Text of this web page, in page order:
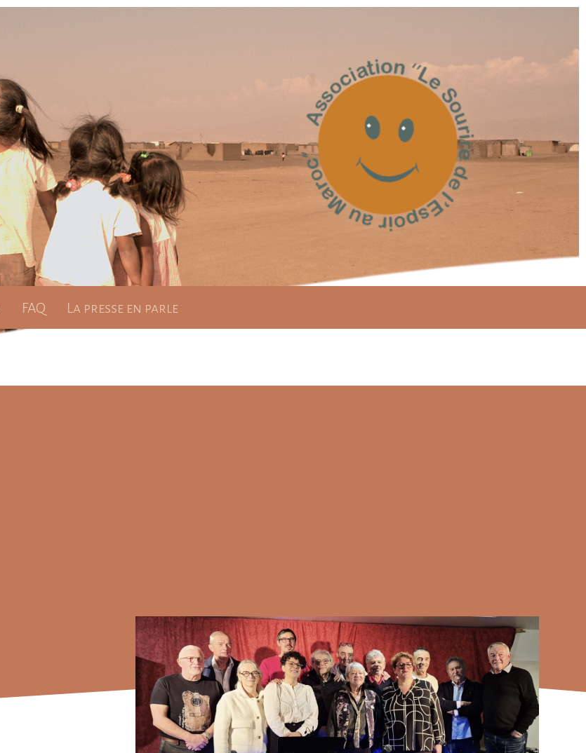
FAQ La presse en parle